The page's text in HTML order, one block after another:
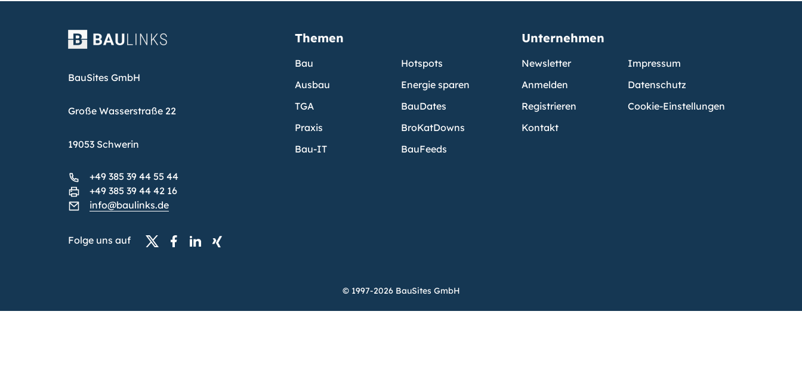
BauSites GmbH
Große Wasserstraße 22
19053 Schwerin
+49 385 39 44 55 44
+49 385 39 44 42 16
info@baulinks.de
Folge uns auf
Themen
Bau
Ausbau
TGA
Praxis
Bau-IT
Hotspots
Energie sparen
BauDates
BroKatDowns
BauFeeds
Unternehmen
Newsletter
Anmelden
Registrieren
Kontakt
Impressum
Datenschutz
Cookie-Einstellungen
© 1997-2026 BauSites GmbH